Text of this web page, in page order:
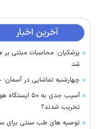
آخرین اخبار
پزشکیان: محاسبات مبتنی
شد
چهارشنبه تماشایی در
آسیب جدی به
تخریب شدند؟
توصیه های طب سنتی برای